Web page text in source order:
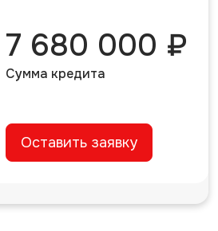
7 680 000 ₽
Сумма кредита
Оставить заявку